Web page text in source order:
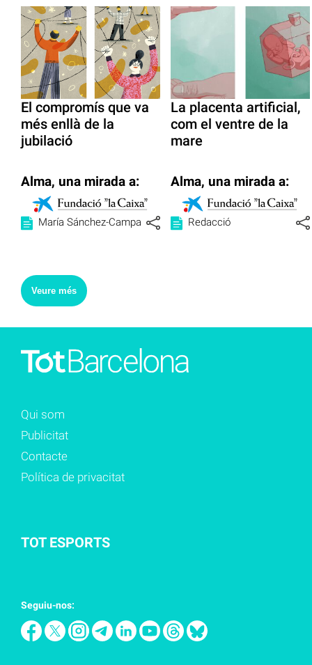
El compromís que va
més enllà de la
jubilació
María Sánchez-Campa
Alma, una mirada a:
La placenta artificial,
com el ventre de la
mare
Redacció
Alma, una mirada a:
Veure més
Qui som
Publicitat
Contacte
Política de privacitat
TOT ESPORTS
Seguiu-nos: